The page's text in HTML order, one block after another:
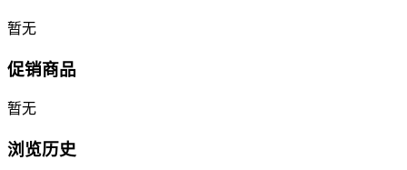
暂无
促销商品
暂无
浏览历史